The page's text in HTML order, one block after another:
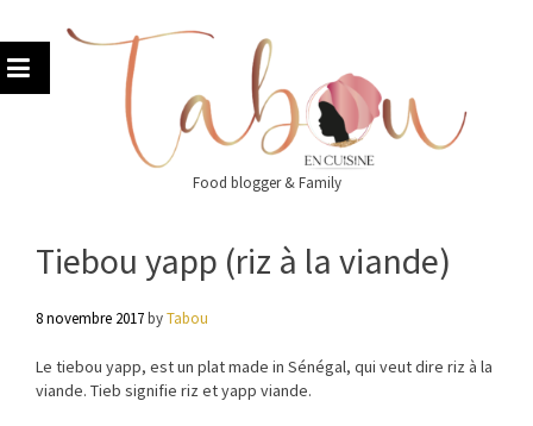
to
content
Food blogger & Family
Tiebou yapp (riz à la viande)
8 novembre 2017byTabou
Le tiebou yapp, est un plat made in Sénégal, qui veut dire riz à la
viande. Tieb signifie riz et yapp viande.